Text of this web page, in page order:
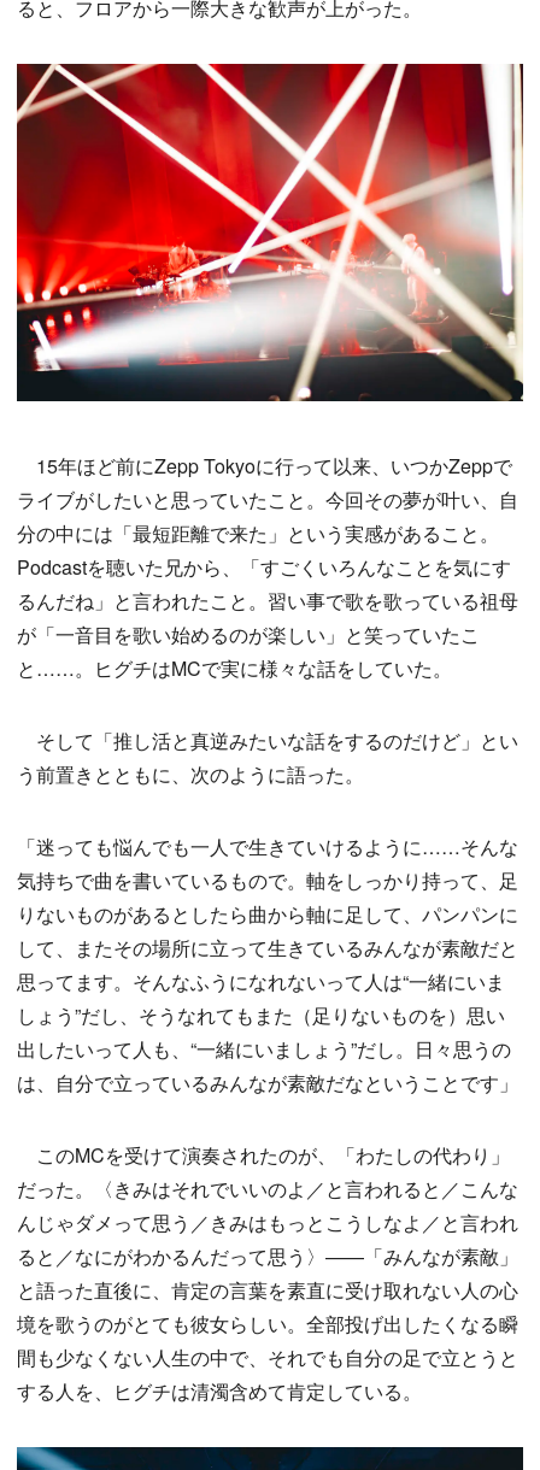
ると、フロアから一際大きな歓声が上がった。
15年ほど前にZepp Tokyoに行って以来、いつかZeppで
ライブがしたいと思っていたこと。今回その夢が叶い、自
分の中には「最短距離で来た」という実感があること。
Podcastを聴いた兄から、「すごくいろんなことを気にす
るんだね」と言われたこと。習い事で歌を歌っている祖母
が「一音目を歌い始めるのが楽しい」と笑っていたこ
と……。ヒグチはMCで実に様々な話をしていた。
そして「推し活と真逆みたいな話をするのだけど」とい
う前置きとともに、次のように語った。
「迷っても悩んでも一人で生きていけるように……そんな
気持ちで曲を書いているもので。軸をしっかり持って、足
りないものがあるとしたら曲から軸に足して、パンパンに
して、またその場所に立って生きているみんなが素敵だと
思ってます。そんなふうになれないって人は“一緒にいま
しょう”だし、そうなれてもまた（足りないものを）思い
出したいって人も、“一緒にいましょう”だし。日々思うの
は、自分で立っているみんなが素敵だなということです」
このMCを受けて演奏されたのが、「わたしの代わり」
だった。〈きみはそれでいいのよ／と言われると／こんな
んじゃダメって思う／きみはもっとこうしなよ／と言われ
ると／なにがわかるんだって思う〉——「みんなが素敵」
と語った直後に、肯定の言葉を素直に受け取れない人の心
境を歌うのがとても彼女らしい。全部投げ出したくなる瞬
間も少なくない人生の中で、それでも自分の足で立とうと
する人を、ヒグチは清濁含めて肯定している。